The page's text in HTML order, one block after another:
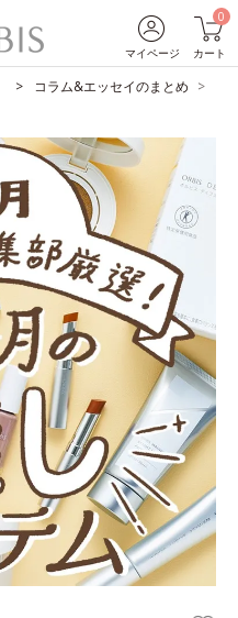
マイページ
0
カート
コラム&エッセイのまとめ